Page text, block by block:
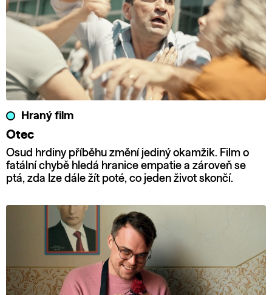
Hraný film
Otec
Osud hrdiny příběhu změní jediný okamžik. Film o
fatální chybě hledá hranice empatie a zároveň se
ptá, zda lze dále žít poté, co jeden život skončí.